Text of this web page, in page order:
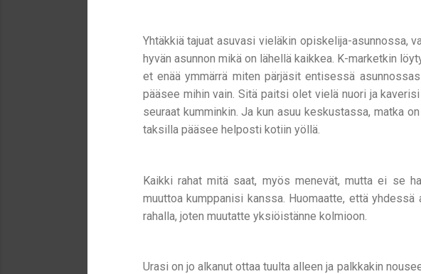
Yhtäkkiä tajuat asuvasi vieläkin opiskelija-
hyvän asunnon mikä on lähellä kaikkea. K-marketkin
et enää ymmärrä miten pärjäsit entisessä
pääsee mihin vain. Sitä paitsi olet vielä nuori ja
seuraat kumminkin. Ja kun asuu keskustassa, matka
taksilla pääsee helposti kotiin yöllä.
Kaikki rahat mitä saat, myös menevät, mutta ei se
muuttoa kumppanisi kanssa. Huomaatte, että
rahalla, joten muutatte yksiöistänne kolmioon.
Urasi on jo alkanut ottaa tuulta alleen ja palkkakin